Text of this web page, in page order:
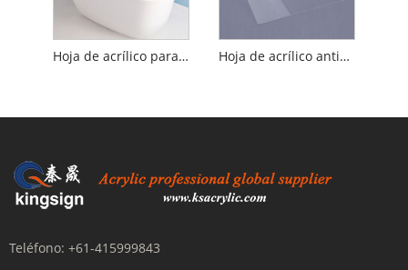
Hoja de acrílico para bañera Hoja de acrílico antideslumbrante
Teléfono: +61-415999843